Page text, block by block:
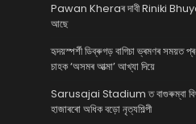
Pawan Kheraৰ দাবী Riniki
আছে
হৃদয়স্পৰ্শী ডিব্ৰুগড় বাগিচা ভ্ৰমণৰ
চাহক ‘অসমৰ আত্মা’ আখ্যা দিয়ে
Sarusajai Stadium ত বাগুৰুম্বা বিশ্ব
হাজাৰৰো অধিক বড়ো নৃত্যশিল্পী